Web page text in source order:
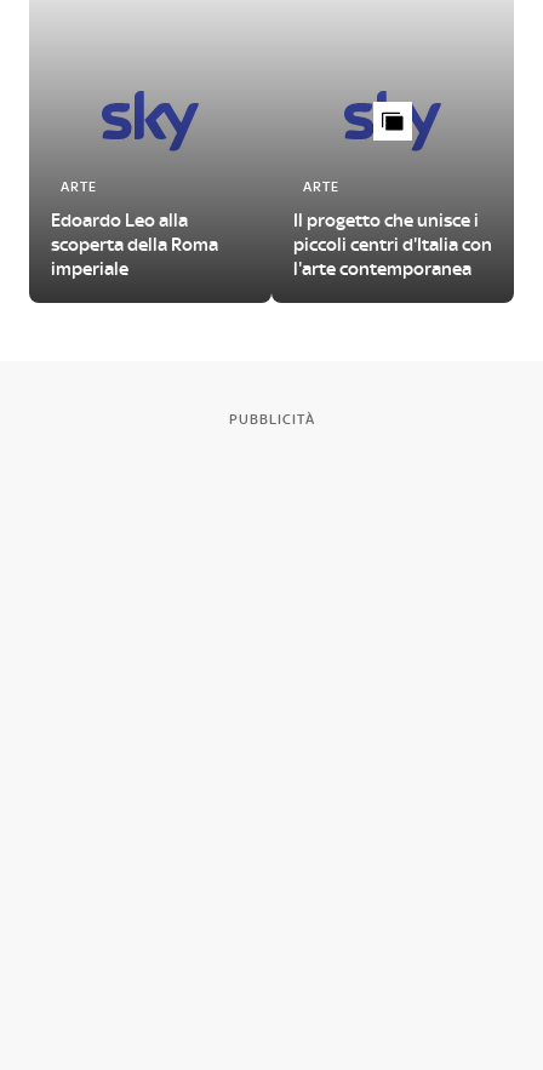
ARTE
Edoardo Leo alla
scoperta della Roma
imperiale
ARTE
Il progetto che unisce i
piccoli centri d'Italia con
l'arte contemporanea
PUBBLICITÀ